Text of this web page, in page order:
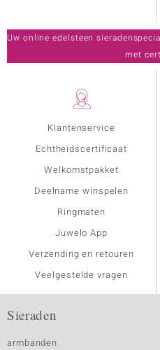
Klantenservice
Echtheidscertificaat
Welkomstpakket
Deelname winspelen
Ringmaten
Juwelo App
Verzending en retouren
Veelgestelde vragen
Uw online edelsteen
met
Sieraden
armbanden